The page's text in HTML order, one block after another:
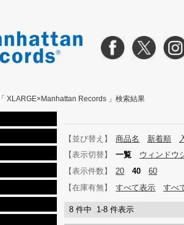
「 XLARGE×Manhattan Records 」検索結果
【並び替え】 商品名 新着順
【表示切替】
一覧
ウィンドウ
【表示件数】
20 40
60
【在庫有無】
すべて表示 すべ
8 件中 1-8 件表示